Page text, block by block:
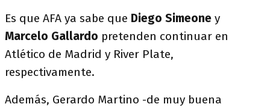
Es que AFA ya sabe que Diego Simeone y
Marcelo Gallardo pretenden continuar en
Atlético de Madrid y River Plate,
respectivamente.
Además, Gerardo Martino -de muy buena